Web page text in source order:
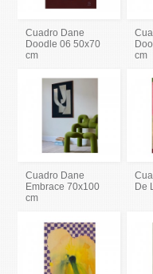
Cuadro Dane
Doodle 06 50x70
cm
cm
Cuadro Dane
Embrace 70x100
cm
De